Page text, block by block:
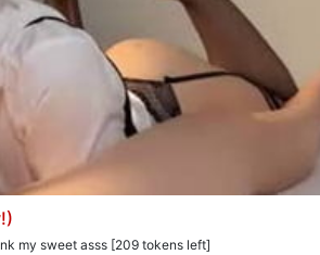
my sweet asss [209 tokens left]